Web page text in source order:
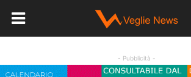
- Pubblicità -